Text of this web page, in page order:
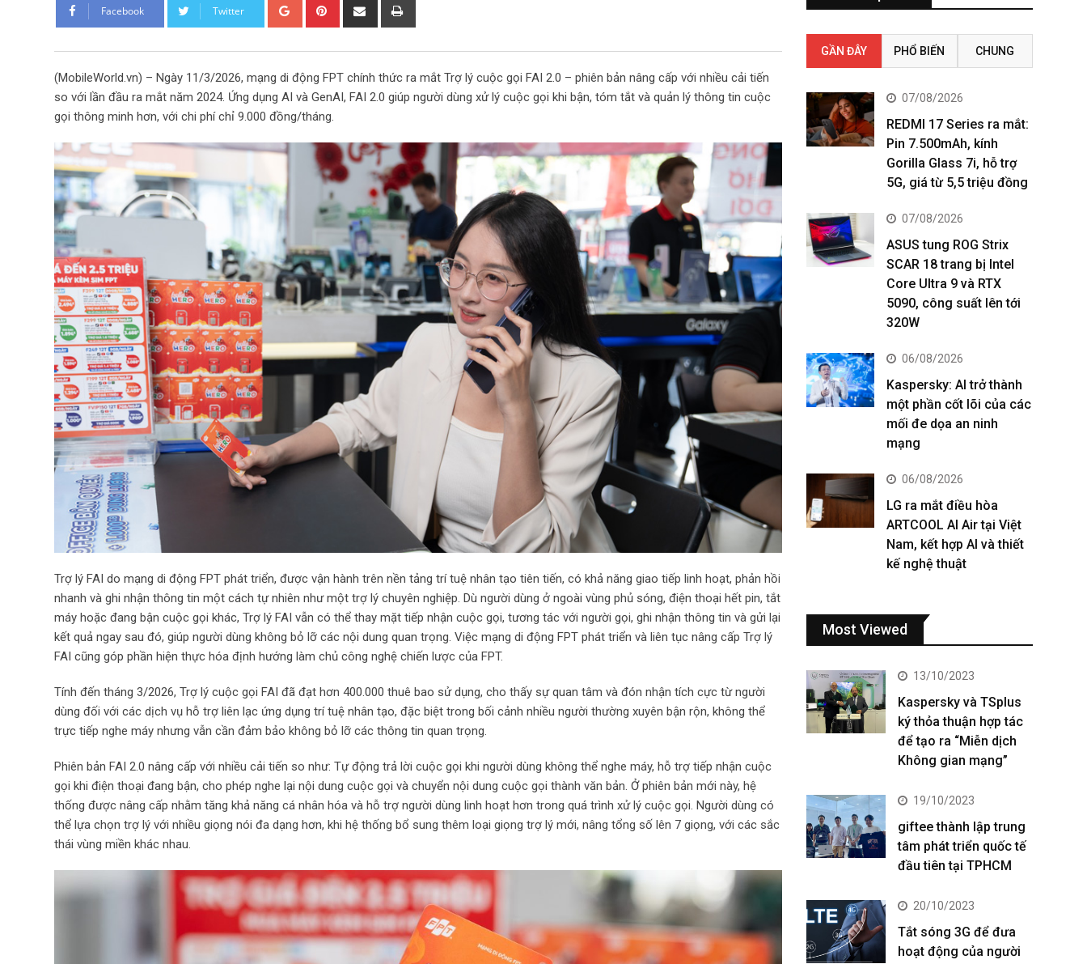
Facebook Twitter
o
l
e
+
i
e
r
s
t
h
e
v
a
E
m
a
i
l
r
t
(MobileWorld.vn) – Ngày 11/3/2026, mạng di động FPT chính thức ra mắt Trợ lý cuộc gọi FAI 2.0 – phiên bản nâng cấp với nhiều cải tiến
so với lần đầu ra mắt năm 2024. Ứng dụng AI và GenAI, FAI 2.0 giúp người dùng xử lý cuộc gọi khi bận, tóm tắt và quản lý thông tin cuộc
gọi thông minh hơn, với chi phí chỉ 9.000 đồng/tháng.
Trợ lý FAI do mạng di động FPT phát triển, được vận hành trên nền tảng trí tuệ nhân tạo tiên tiến, có khả năng giao tiếp linh hoạt, phản hồi
nhanh và ghi nhận thông tin một cách tự nhiên như một trợ lý chuyên nghiệp. Dù người dùng ở ngoài vùng phủ sóng, điện thoại hết pin, tắt
máy hoặc đang bận cuộc gọi khác, Trợ lý FAI vẫn có thể thay mặt tiếp nhận cuộc gọi, tương tác với người gọi, ghi nhận thông tin và gửi lại
kết quả ngay sau đó, giúp người dùng không bỏ lỡ các nội dung quan trọng. Việc mạng di động FPT phát triển và liên tục nâng cấp Trợ lý
FAI cũng góp phần hiện thực hóa định hướng làm chủ công nghệ chiến lược của FPT.
Tính đến tháng 3/2026, Trợ lý cuộc gọi FAI đã đạt hơn 400.000 thuê bao sử dụng, cho thấy sự quan tâm và đón nhận tích cực từ người
dùng đối với các dịch vụ hỗ trợ liên lạc ứng dụng trí tuệ nhân tạo, đặc biệt trong bối cảnh nhiều người thường xuyên bận rộn, không thể
trực tiếp nghe máy nhưng vẫn cần đảm bảo không bỏ lỡ các thông tin quan trọng.
Phiên bản FAI 2.0 nâng cấp với nhiều cải tiến so như: Tự động trả lời cuộc gọi khi người dùng không thể nghe máy, hỗ trợ tiếp nhận cuộc
gọi khi điện thoại đang bận, cho phép nghe lại nội dung cuộc gọi và chuyển nội dung cuộc gọi thành văn bản. Ở phiên bản mới này, hệ
thống được nâng cấp nhằm tăng khả năng cá nhân hóa và hỗ trợ người dùng linh hoạt hơn trong quá trình xử lý cuộc gọi. Người dùng có
thể lựa chọn trợ lý với nhiều giọng nói đa dạng hơn, khi hệ thống bổ sung thêm loại giọng trợ lý mới, nâng tổng số lên 7 giọng, với các sắc
thái vùng miền khác nhau.
GẦN ĐÂY PHỔ BIẾN CHUNG
07/08/2026
REDMI 17 Series ra mắt:
Pin 7.500mAh, kính
Gorilla Glass 7i, hỗ trợ
5G, giá từ 5,5 triệu đồng
07/08/2026
ASUS tung ROG Strix
SCAR 18 trang bị Intel
Core Ultra 9 và RTX
5090, công suất lên tới
320W
06/08/2026
Kaspersky: AI trở thành
một phần cốt lõi của các
mối đe dọa an ninh
mạng
06/08/2026
LG ra mắt điều hòa
ARTCOOL AI Air tại Việt
Nam, kết hợp AI và thiết
kế nghệ thuật
Most Viewed
13/10/2023
Kaspersky và TSplus
ký thỏa thuận hợp tác
để tạo ra “Miễn dịch
Không gian mạng”
19/10/2023
giftee thành lập trung
tâm phát triển quốc tế
đầu tiên tại TPHCM
20/10/2023
Tắt sóng 3G để đưa
hoạt động của người